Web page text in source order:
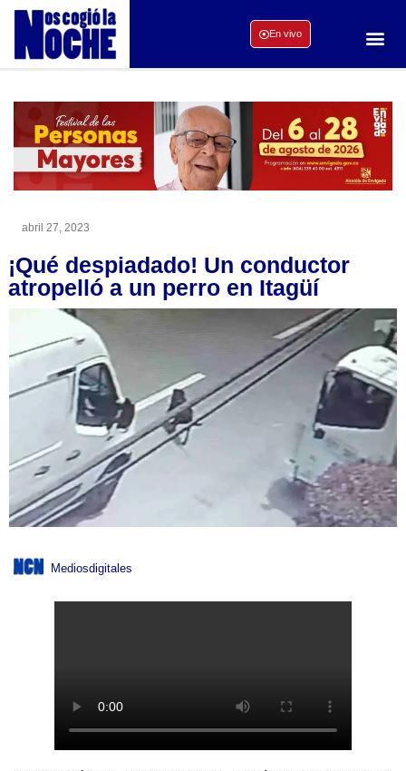
En vivo
abril 27, 2023
¡Qué despiadado! Un conductor
atropelló a un perro en Itagüí
Mediosdigitales